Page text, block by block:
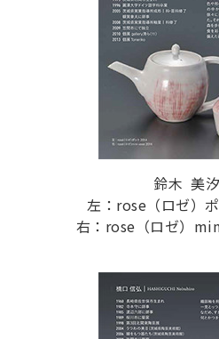
鈴木 美汐
左：rose（ロゼ）
右：rose（ロゼ）